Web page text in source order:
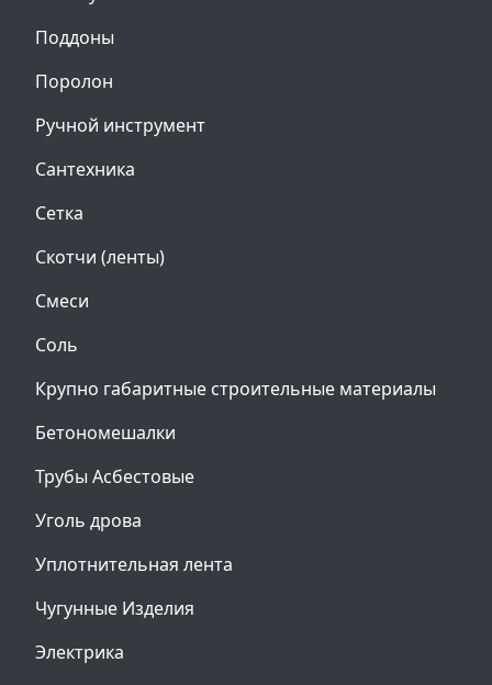
Поддоны
Поролон
Ручной инструмент
Сантехника
Сетка
Скотчи (ленты)
Смеси
Соль
Крупно габаритные строительные материалы
Бетономешалки
Трубы Асбестовые
Уголь дрова
Уплотнительная лента
Чугунные Изделия
Электрика